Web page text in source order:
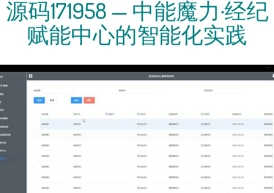
源码171958 — 中能魔力·经纪
赋能中心的智能化实践